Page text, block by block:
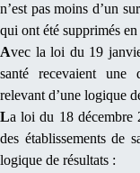
n’est pas moins d’un
qui ont été supprimés
Avec la loi du 19
santé recevaient une
relevant d’une logique
La loi du 18 décembre
des établissements de
logique de résultats :